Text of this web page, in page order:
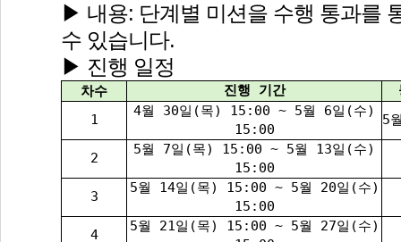
▶ 내용: 단계별 미션을 수행 통과를
수 있습니다.
▶ 진행 일정
차수 진행 기간
1
4월 30일(목) 15:00 ~ 5월 6일(수)
15:00
5
2
5월 7일(목) 15:00 ~ 5월 13일(수)
15:00
3
5월 14일(목) 15:00 ~ 5월 20일(수)
15:00
4
5월 21일(목) 15:00 ~ 5월 27일(수)